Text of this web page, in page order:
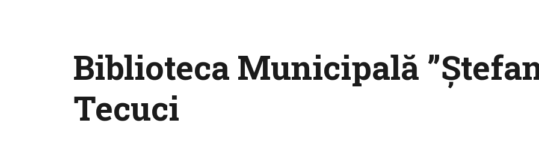
Biblioteca Municipală
Tecuci